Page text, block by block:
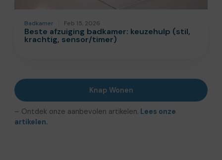
Badkamer Feb 15, 2026
Beste afzuiging badkamer: keuzehulp (stil,
krachtig, sensor/timer)
Knap Wonen
– Ontdek onze aanbevolen artikelen. Lees onze
artikelen.